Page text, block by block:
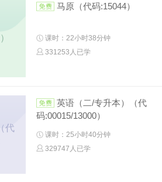
马原（代码:15044）
课时：22小时38分钟
331253人已学
代
英语（二/专升本）（代
码:00015/13000）
课时：25小时40分钟
329747人已学